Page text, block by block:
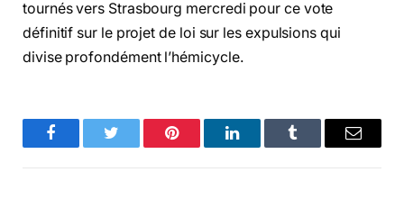
tournés vers Strasbourg mercredi pour ce vote
définitif sur le projet de loi sur les expulsions qui
divise profondément l’hémicycle.
FacebookTwitter Pinterest LinkedInTumblr Email